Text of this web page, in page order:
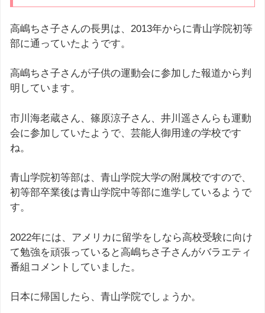
高嶋ちさ子さんの長男は、2013年からに青山学院初等
部に通っていたようです。
高嶋ちさ子さんが子供の運動会に参加した報道から判
明しています。
市川海老蔵さん、篠原涼子さん、井川遥さんらも運動
会に参加していたようで、芸能人御用達の学校です
ね。
青山学院初等部は、青山学院大学の附属校ですので、
初等部卒業後は青山学院中等部に進学しているようで
す。
2022年には、アメリカに留学をしなら高校受験に向け
て勉強を頑張っていると高嶋ちさ子さんがバラエティ
番組コメントしていました。
日本に帰国したら、青山学院でしょうか。